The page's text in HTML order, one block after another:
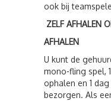
ook bij
ZELF AFHALEN
AFHALEN
U kunt de
mono-fling spel,
ophalen en 1
bezorgen. Als